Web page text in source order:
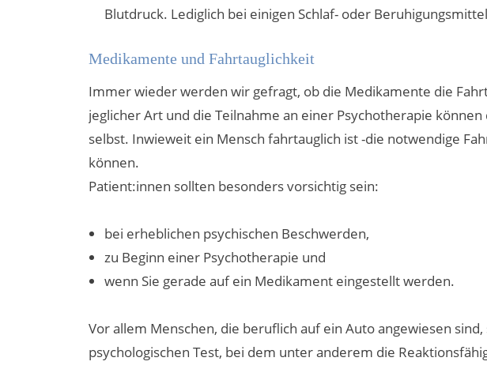
Blutdruck. Lediglich bei einigen Schlaf- oder
Medikamente und Fahrtauglichkeit
Immer wieder werden wir gefragt, ob die Medikamente die
jeglicher Art und die Teilnahme an einer Psychotherapie
selbst. Inwieweit ein Mensch fahrtauglich ist -die notwendige
können.
Patient:innen sollten besonders vorsichtig sein:
bei erheblichen psychischen Beschwerden,
zu Beginn einer Psychotherapie und
wenn Sie gerade auf ein Medikament eingestellt werden.
Vor allem Menschen, die beruflich auf ein Auto angewiesen
psychologischen Test, bei dem unter anderem die